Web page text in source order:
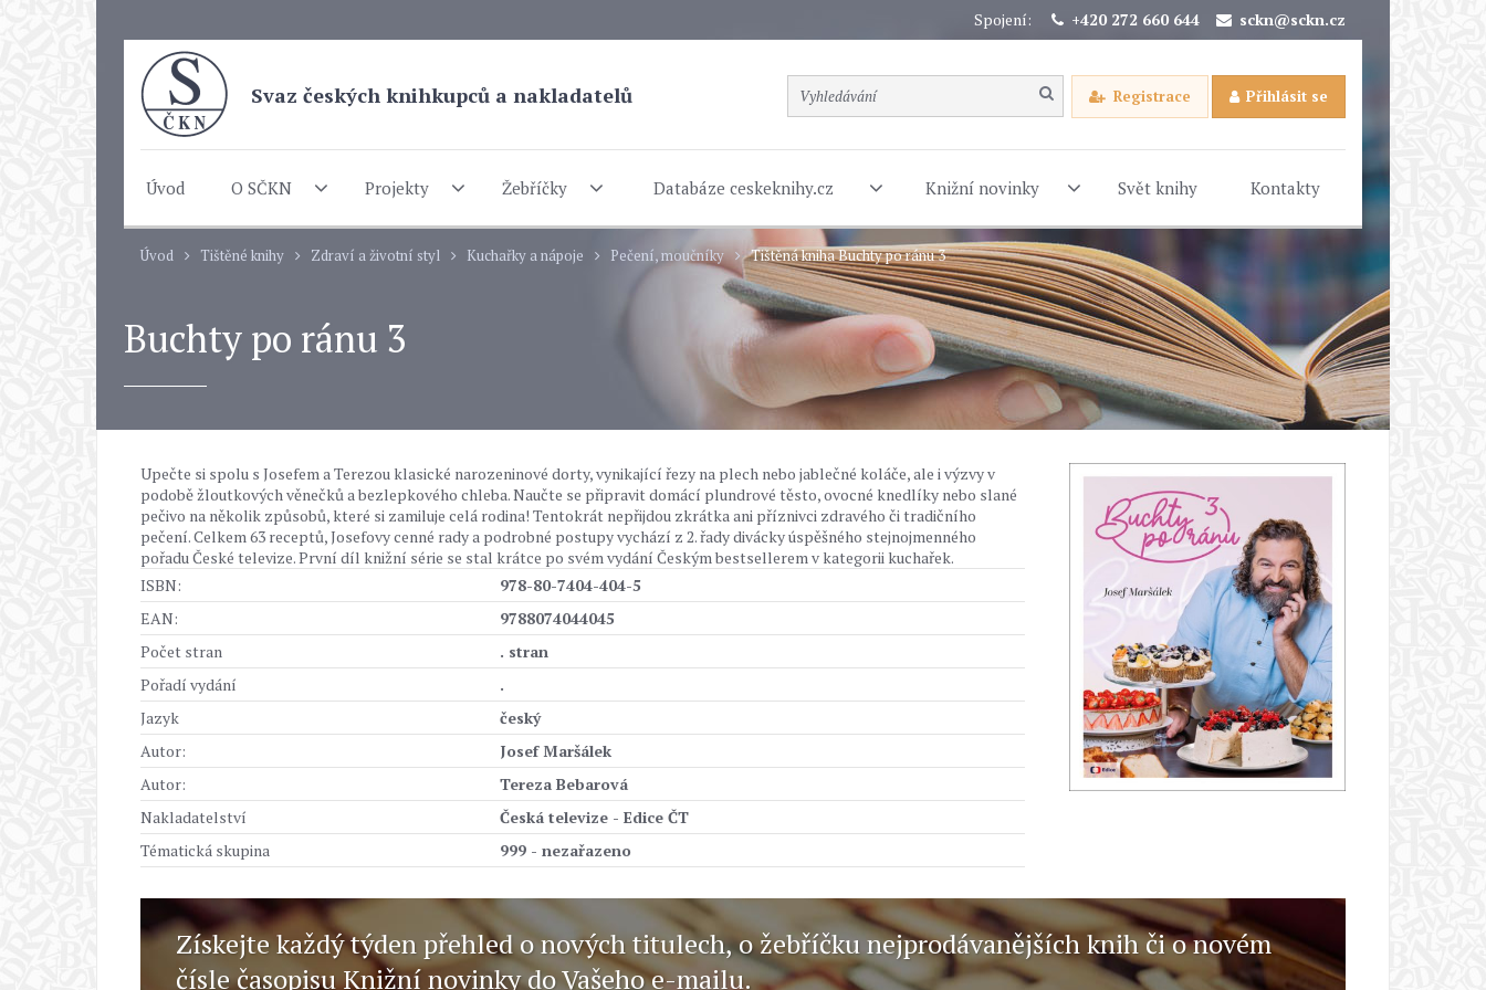
Spojení: +420 272 660 644 sckn@sckn.cz
Svaz českých knihkupců a nakladatelů Registrace Přihlásit se
Úvod O SČKN Projekty Žebříčky Databáze ceskeknihy.cz Knižní novinky Svět knihy Kontakty
Úvod Tištěné knihy Zdraví a životní styl Kuchařky a nápoje Pečení, moučníky Tištěná kniha Buchty po ránu 3
Buchty po ránu 3
Upečte si spolu s Josefem a Terezou klasické narozeninové dorty, vynikající řezy na plech nebo jablečné koláče, ale i výzvy v
podobě žloutkových věnečků a bezlepkového chleba. Naučte se připravit domácí plundrové těsto, ovocné knedlíky nebo slané
pečivo na několik způsobů, které si zamiluje celá rodina! Tentokrát nepřijdou zkrátka ani příznivci zdravého či tradičního
pečení. Celkem 63 receptů, Josefovy cenné rady a podrobné postupy vychází z 2. řady divácky úspěšného stejnojmenného
pořadu České televize. První díl knižní série se stal krátce po svém vydání Českým bestsellerem v kategorii kuchařek.
ISBN:
978-80-7404-404-5
EAN:
9788074044045
Počet stran
. stran
Pořadí vydání
.
Jazyk
český
Autor:
Josef Maršálek
Autor:
Tereza Bebarová
Nakladatelství
Česká televize - Edice ČT
Tématická skupina
999 - nezařazeno
Získejte každý týden přehled o nových titulech, o žebříčku nejprodávanějších knih či o novém
čísle časopisu Knižní novinky do Vašeho e-mailu.